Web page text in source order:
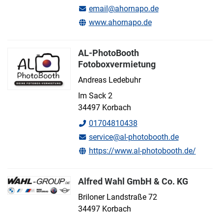
email@ahornapo.de
www.ahornapo.de
AL-PhotoBooth
Fotoboxvermietung
Andreas Ledebuhr
Im Sack 2
34497 Korbach
01704810438
service@al-photobooth.de
https://www.al-photobooth.de/
Alfred Wahl GmbH & Co. KG
Briloner Landstraße 72
34497 Korbach